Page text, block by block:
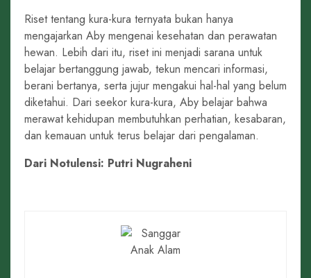
Riset tentang kura-kura ternyata bukan hanya
mengajarkan Aby mengenai kesehatan dan perawatan
hewan. Lebih dari itu, riset ini menjadi sarana untuk
belajar bertanggung jawab, tekun mencari informasi,
berani bertanya, serta jujur mengakui hal-hal yang belum
diketahui. Dari seekor kura-kura, Aby belajar bahwa
merawat kehidupan membutuhkan perhatian, kesabaran,
dan kemauan untuk terus belajar dari pengalaman.
Dari Notulensi: Putri Nugraheni